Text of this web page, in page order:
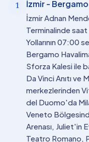
1 İzmir -
İzmir Adnan
Terminalinde
Yollarının 07:00
Bergamo
Sforza Kalesi ile
Da Vinci Anıtı ve
merkezlerinden
del Duomo'da
Veneto
Arenası, Juliet'in
Teatro Romano,